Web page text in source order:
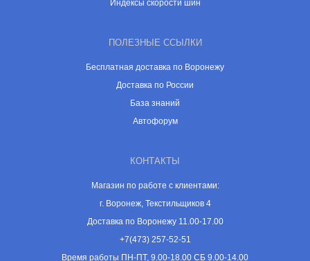
Индексы скорости шин
ПОЛЕЗНЫЕ ССЫЛКИ
Бесплатная доставка по Воронежу
Доставка по России
База знаний
Автофорум
КОНТАКТЫ
Магазин по работе с клиентами:
г. Воронеж, Текстильщиков 4
Доставка по Воронежу 11.00-17.00
+7(473) 257-52-51
Время работы ПН-ПТ, 9.00-18.00 СБ 9.00-14.00